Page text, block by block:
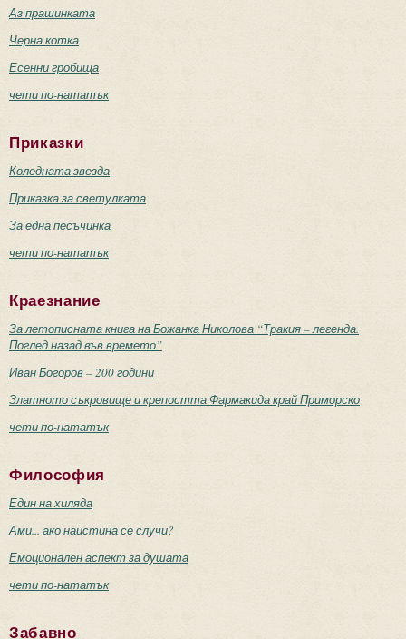
Аз прашинката
Черна котка
Есенни гробища
чети по-нататък
Приказки
Коледната звезда
Приказка за светулката
За една песъчинка
чети по-нататък
Краезнание
За летописната книга на Божанка Николова “Тракия – легенда.
Поглед назад във времето”
Иван Богоров – 200 години
Златното съкровище и крепостта Фармакида край Приморско
чети по-нататък
Философия
Един на хиляда
Ами... ако наистина се случи?
Емоционален аспект за душата
чети по-нататък
Забавно